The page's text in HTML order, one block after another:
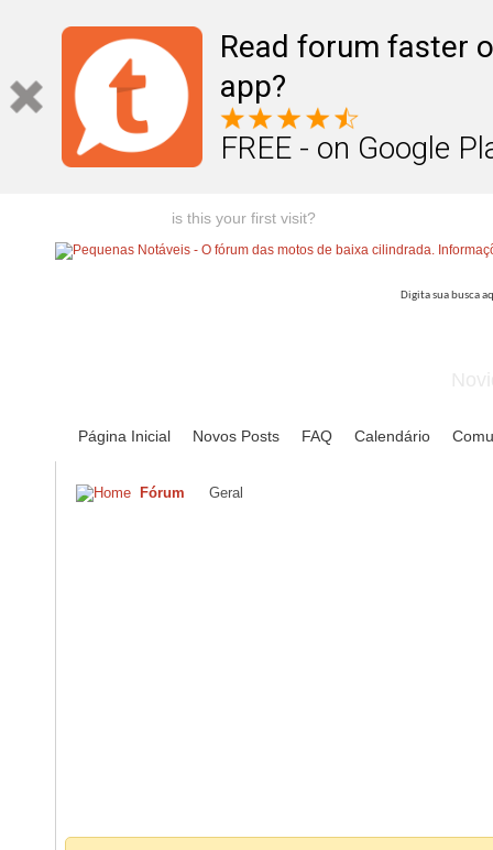
Read forum faster
app?
FREE - on Google
is this your first visit?
Página Inicial Novos Posts FAQ Calendário
Fórum Geral